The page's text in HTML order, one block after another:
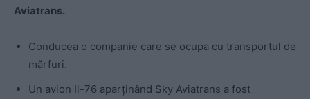
Aviatrans.
Conducea o companie care se ocupa cu transportul de
mărfuri.
Un avion Il-76 aparținând Sky Aviatrans a fost